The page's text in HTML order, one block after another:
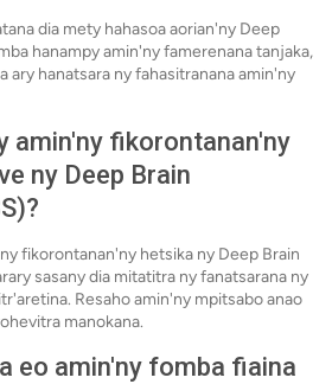
dia mety hahasoa aorian'ny Deep
hanampy amin'ny famerenana tanjaka,
ary hanatsara ny fahasitranana amin'ny
amin'ny fikorontanan'ny
ny Deep Brain
fikorontanan'ny hetsika ny Deep Brain
sasany dia mitatitra ny fanatsarana ny
Resaho amin'ny mpitsabo anao
manokana.
eo amin'ny fomba fiaina